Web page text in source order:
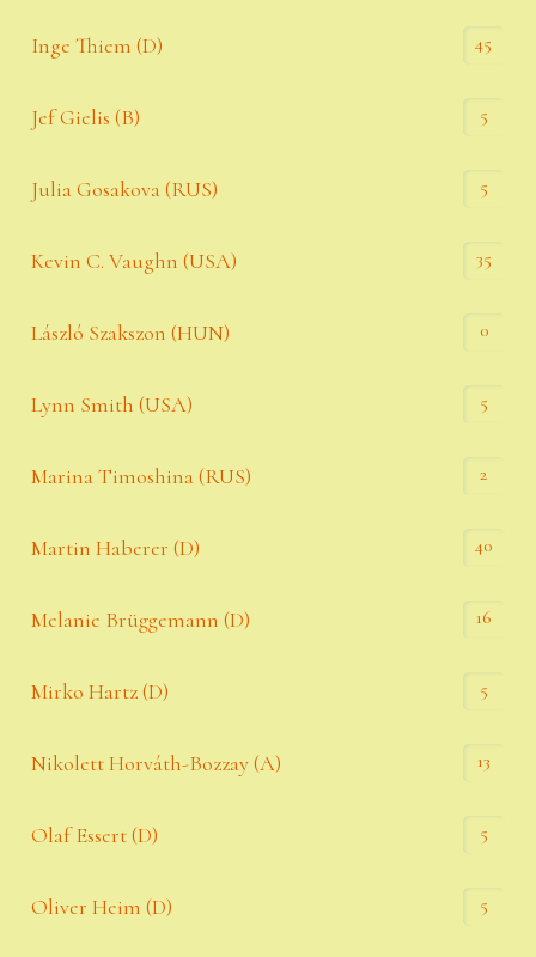
Inge Thiem (D) 45
Jef Gielis (B) 5
Julia Gosakova (RUS) 5
Kevin C. Vaughn (USA) 35
László Szakszon (HUN) 0
Lynn Smith (USA) 5
Marina Timoshina (RUS) 2
Martin Haberer (D) 40
Melanie Brüggemann (D) 16
Mirko Hartz (D) 5
Nikolett Horváth-Bozzay (A) 13
Olaf Essert (D) 5
Oliver Heim (D) 5